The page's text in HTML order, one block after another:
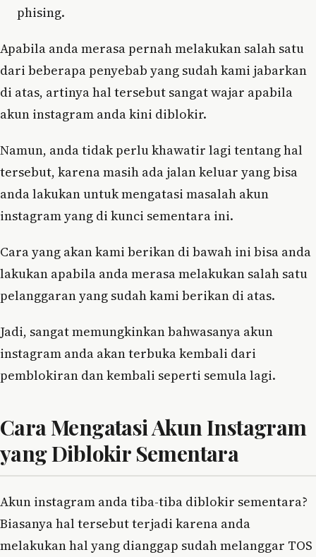
phising.
Apabila anda merasa pernah melakukan salah satu
dari beberapa penyebab yang sudah kami jabarkan
di atas, artinya hal tersebut sangat wajar apabila
akun instagram anda kini diblokir.
Namun, anda tidak perlu khawatir lagi tentang hal
tersebut, karena masih ada jalan keluar yang bisa
anda lakukan untuk mengatasi masalah akun
instagram yang di kunci sementara ini.
Cara yang akan kami berikan di bawah ini bisa anda
lakukan apabila anda merasa melakukan salah satu
pelanggaran yang sudah kami berikan di atas.
Jadi, sangat memungkinkan bahwasanya akun
instagram anda akan terbuka kembali dari
pemblokiran dan kembali seperti semula lagi.
Cara Mengatasi Akun Instagram
yang Diblokir Sementara
Akun instagram anda tiba-tiba diblokir sementara?
Biasanya hal tersebut terjadi karena anda
melakukan hal yang dianggap sudah melanggar TOS